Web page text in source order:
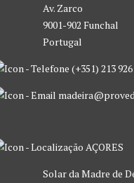
Av. Zarco
9001-902 Funchal
Portugal
(+351) 213
AÇORES
Solar da Madre de